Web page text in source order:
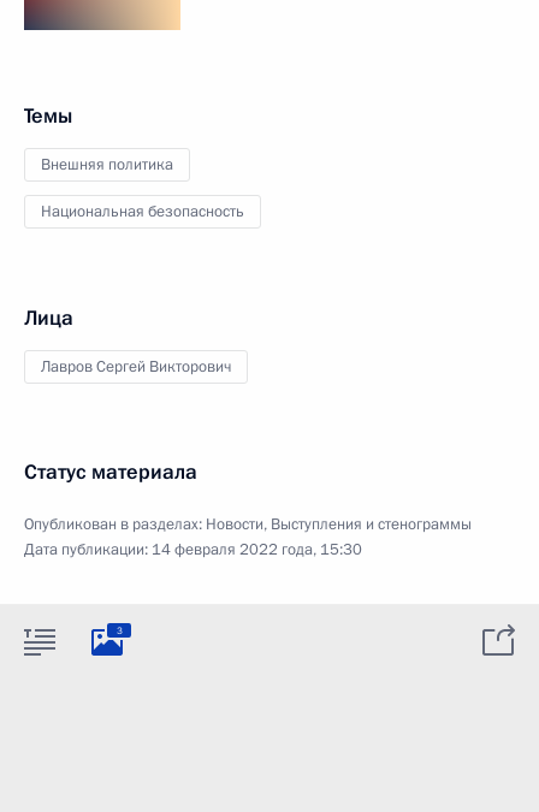
Темы
Внешняя политика
Национальная безопасность
Лица
Лавров Сергей Викторович
Статус материала
Опубликован в разделах: Новости, Выступления и стенограммы
Дата публикации: 14 февраля 2022 года, 15:30
3